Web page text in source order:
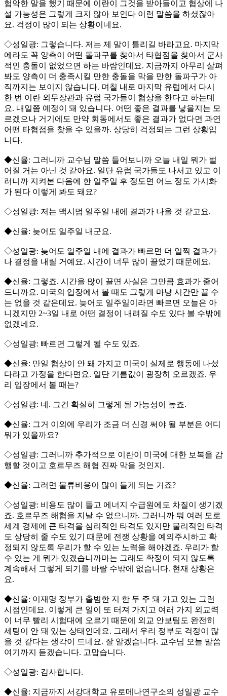
험악한 말을 했기 때문에 이란이 그것을 받아들이고 협상에 나
설 가능성은 그렇게 크지 않아 보인다 이런 말씀을 하셨잖아
요. 걱정이 많이 되는 상황이네요.
◇성일광: 그렇습니다. 저는 제 말이 틀리길 바라고요. 마지막
에라도 꼭 양측이 어떤 돌파구를 찾아서 타협점을 찾아서 군사
적인 충돌이 없었으면 하는 바람인데요. 지금까지 아무리 살펴
봐도 양측이 더 충족시킬 만한 충돌을 막을 만한 돌파구가 아
직까지는 보이지 않습니다. 며칠 내로 마지막 유럽에서 다시
한 번 이란 외무장관과 유럽 국가들이 협상을 한다고 하는데
요. 내일쯤 예정이 돼 있습니다. 어떤 좋은 결과를 낳을지는 모
르겠으나 거기에도 만약 회동에서도 좋은 결과가 없다면 과연
어떤 타협점을 찾을 수 있을까. 상당히 걱정되는 그런 상황입
니다.
◆신율: 그러니까 교수님 말씀 들어보니까 오늘 내일 뭐가 벌
어질 거는 아닌 것 같아요. 일단 유럽 국가들도 나서고 있고 이
러니까 지켜본 다음에 한 일주일 후 정도면 어느 정도 가시화
가 된다 이렇게 봐도 돼요?
◇성일광: 저는 맥시멈 일주일 내에 결과가 나올 것 같고요.
◆신율: 늦어도 일주일 내군요.
◇성일광: 늦어도 일주일 내에 결과가 빠르면 더 일찍 결과가
나 결정을 내릴 거예요. 시간이 너무 많이 끌었기 때문에요.
◆신율: 그렇죠. 시간을 많이 끌면 사실은 그만큼 효과가 줄어
드니까요. 미국의 입장에서 볼 때도 그렇게 마냥 시간만 끌 수
는 없을 것 같은데요. 늦어도 일주일이라면 빠르면 오늘은 아
니겠지만 2~3일 내로 어떤 결정이 내려질 수도 있다 볼 수밖에
없겠네요.
◇성일광: 빠르면 그렇게 될 수도 있죠.
◆신율: 만일 협상이 안 돼 가지고 미국이 실제로 행동에 나섰
다라고 가정을 한다면요. 일단 기름값이 굉장히 오르겠죠. 우
리 입장에서 볼 때는?
◇성일광: 네. 그건 확실히 그렇게 될 가능성이 높죠.
◆신율: 그거 이외에 우리가 조금 더 신경 써야 될 부분은 어디
뭐가 있을까요?
◇성일광: 그러니까 추가적으로 이란이 미국에 대한 보복을 감
행할 것이고 호르무즈 해협 진짜 막을 것인지.
◆신율: 그러면 물류비용이 많이 들게 되는 거죠?
◇성일광: 비용도 많이 들고 에너지 수급원에도 차질이 생기겠
죠. 호르무즈 해협을 지날 수 없으니까. 그러니까 뭐 여러 모로
세계 경제에 큰 타격을 심리적인 타격도 있지만 물리적인 타격
도 상당히 줄 수도 있기 때문에 전쟁 상황을 예의주시하고 확
정되지 않도록 우리가 할 수 있는 노력을 해야겠죠. 우리가 할
수 있는 게 뭐가 있겠습니까마는 그래도 확정이 되지 않도록
계속해서 그렇게 되기를 바랄 수밖에 없습니다. 현재 상황은
요.
◆신율: 이재명 정부가 출범한 지 한 두 주 돼 가고 있는 그런
시점인데요. 이렇게 큰 일이 또 터져 가지고 여러 가지 외교력
이 너무 빨리 시험대에 오르기 때문에 외교 안보팀도 완전히
세팅이 안 돼 있는 상태인데요. 그래서 우리 정부도 걱정이 많
을 것 같다는 생각이 드네요. 잘 알겠습니다. 교수님 오늘 말씀
여기까지 듣겠습니다. 고맙습니다.
◇성일광: 감사합니다.
◆신율: 지금까지 서강대학교 유로메나연구소의 성일광 교수